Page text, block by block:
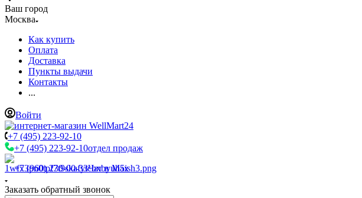
Ваш город
Москва
Как купить
Оплата
Доставка
Пункты выдачи
Контакты
...
Войти
+7 (495) 223-92-10
+7 (495) 223-92-10отдел продаж
+7 (960) 230-00-33Чат в Max
Заказать обратный звонок